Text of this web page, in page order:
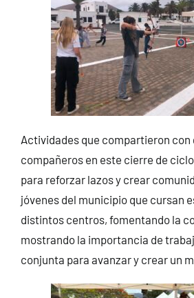
Actividades que compartieron con
compañeros en este cierre de
para reforzar lazos y crear
jóvenes del municipio que cursan
distintos centros, fomentando la
mostrando la importancia de
conjunta para avanzar y crear un